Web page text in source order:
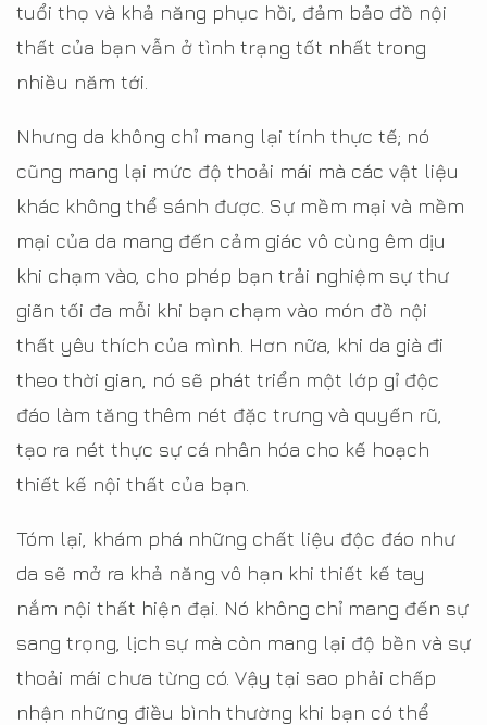
tuổi thọ và khả năng phục hồi, đảm bảo đồ nội
thất của bạn vẫn ở tình trạng tốt nhất trong
nhiều năm tới.
Nhưng da không chỉ mang lại tính thực tế; nó
cũng mang lại mức độ thoải mái mà các vật liệu
khác không thể sánh được. Sự mềm mại và mềm
mại của da mang đến cảm giác vô cùng êm dịu
khi chạm vào, cho phép bạn trải nghiệm sự thư
giãn tối đa mỗi khi bạn chạm vào món đồ nội
thất yêu thích của mình. Hơn nữa, khi da già đi
theo thời gian, nó sẽ phát triển một lớp gỉ độc
đáo làm tăng thêm nét đặc trưng và quyến rũ,
tạo ra nét thực sự cá nhân hóa cho kế hoạch
thiết kế nội thất của bạn.
Tóm lại, khám phá những chất liệu độc đáo như
da sẽ mở ra khả năng vô hạn khi thiết kế tay
nắm nội thất hiện đại. Nó không chỉ mang đến sự
sang trọng, lịch sự mà còn mang lại độ bền và sự
thoải mái chưa từng có. Vậy tại sao phải chấp
nhận những điều bình thường khi bạn có thể